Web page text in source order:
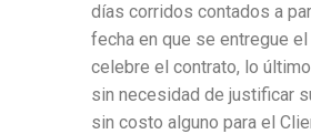
días corridos contados a
fecha en que se entregue
celebre el contrato, lo último
sin necesidad de justificar
sin costo alguno para el